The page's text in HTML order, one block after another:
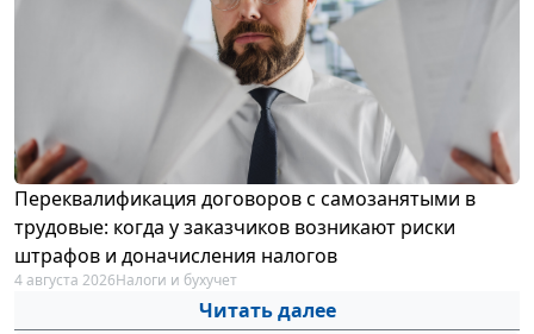
Переквалификация договоров с самозанятыми в
трудовые: когда у заказчиков возникают риски
штрафов и доначисления налогов
4 августа 2026Налоги и бухучет
Читать далее